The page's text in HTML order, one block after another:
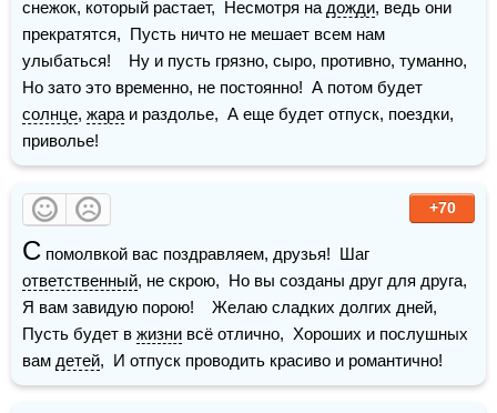
снежок, который растает,  Несмотря на дожди, ведь они
прекратятся,  Пусть ничто не мешает всем нам
улыбаться!    Ну и пусть грязно, сыро, противно, туманно,
солнце, жара и раздолье,  А еще будет отпуск, поездки,
приволье!
+70
С
ответственный, не скрою,  Но вы созданы друг для друга,
Я вам завидую порою!    Желаю сладких долгих дней,
Пусть будет в жизни всё отлично,  Хороших и послушных
вам детей,  И отпуск проводить красиво и романтично!